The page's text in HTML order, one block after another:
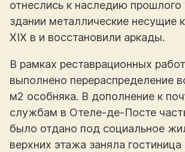
отнеслись к наследию прошлого
здании металлические несущие
XIX в и восстановили аркады.
В рамках реставрационных
выполнено перераспределение
м2 особняка. В дополнение к
службам в Отеле-де-Посте
было отдано под социальное
верхних этажа заняла